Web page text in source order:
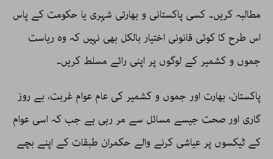
مطالبہ کریں۔ کسی پاکستانی و بھارتی شہری یا حکومت کے پاس
اس طرح کا کوئی قانونی اختیار بالکل بھی نہیں کہ وہ ریاست
جموں و کشمیر کے لوگوں پر اپنی رائے مسلط کریں۔
پاکستان، بھارت اور جموں و کشمیر کی عام عوام غربت، بے روز
گاری اور صحت جیسے مسائل سے مر رہی ہے جب کہ اسی عوام
کے ٹیکسوں پر عیاشی کرنے والے حکمران طبقات کے اپنے بچے